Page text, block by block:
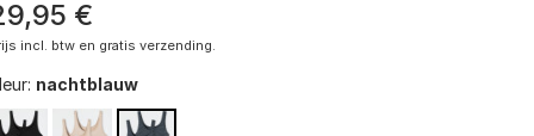
,95 €
incl. btw en gratis verzending.
nachtblauw